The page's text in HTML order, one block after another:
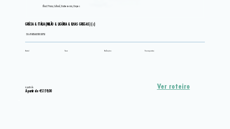
Ilhas E Praias, Cultural, Gastronomia, Grupos
Ver roteiro
A partir de €5.159,00
A partir de
GRÉCIA & ITÁLIA (MILÃO & LIGÚRIA & ILHAS GREGAS) (c)
EM APARTAMENTO DUPLO
Hotel Tour Refeição Transportes